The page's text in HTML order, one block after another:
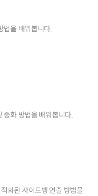
법을 배워봅니다.
중화 방법을 배워봅니다.
화된 사이드뱅 연출 방법을